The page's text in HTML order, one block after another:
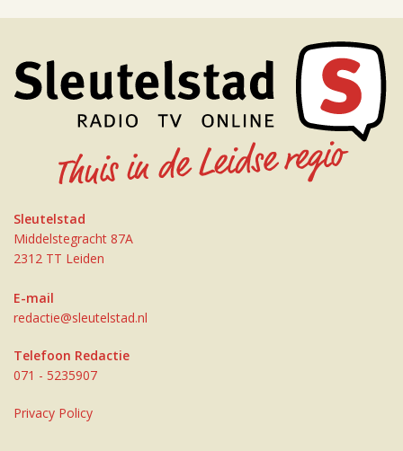
Sleutelstad
Middelstegracht 87A
2312 TT Leiden
E-mail
redactie@sleutelstad.nl
Telefoon Redactie
071 - 5235907
Privacy Policy